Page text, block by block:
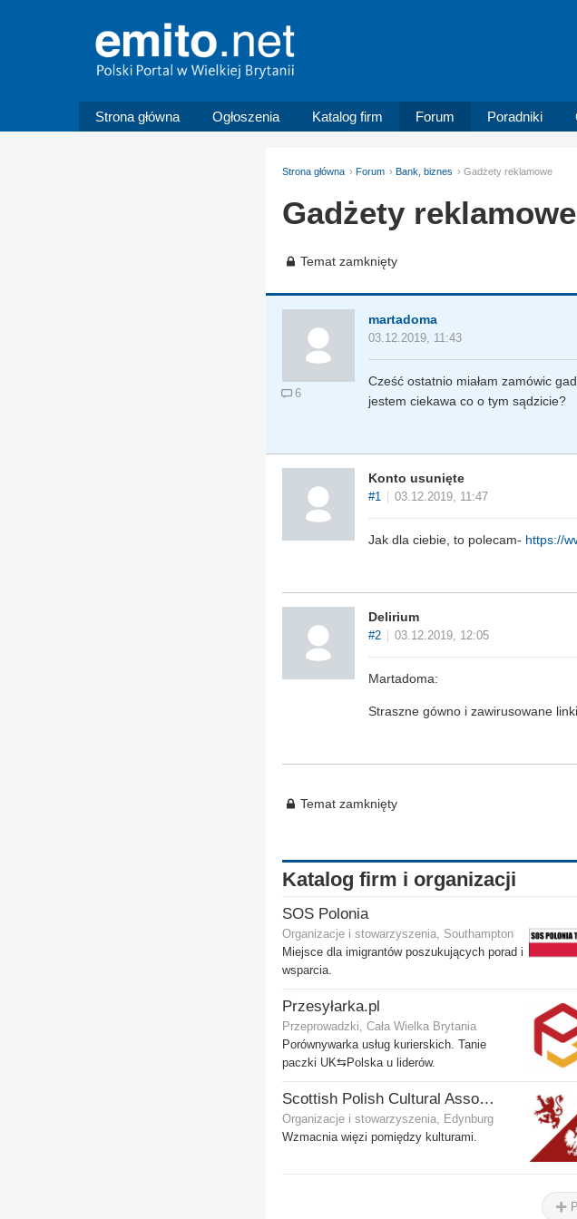
Strona główna Ogłoszenia Katalog firm Forum Poradniki
Strona główna Forum Bank, biznes Gadżety reklamowe
Gadżety reklamowe
Temat zamknięty
6
martadoma
03.12.2019, 11:43
Cześć ostatnio miałam zamówic
jestem ciekawa co o tym sądzicie?
Konto usunięte
#1 03.12.2019, 11:47
Jak dla ciebie, to polecam- https://
Delirium
#2 03.12.2019, 12:05
Martadoma:
Straszne gówno i zawirusowane
Temat zamknięty
Katalog firm i organizacji
SOS Polonia
Organizacje i stowarzyszenia, Southampton
Miejsce dla imigrantów poszukujących porad i
wsparcia.
Przesyłarka.pl
Przeprowadzki, Cała Wielka Brytania
Porównywarka usług kurierskich. Tanie
paczki UK⇆Polska u liderów.
Scottish Polish Cultural Association
Organizacje i stowarzyszenia, Edynburg
Wzmacnia więzi pomiędzy kulturami.